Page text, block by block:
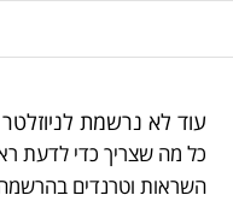
עוד לא נרשמת
כל מה שצריך כדי לדעת
השראות וטרנדים